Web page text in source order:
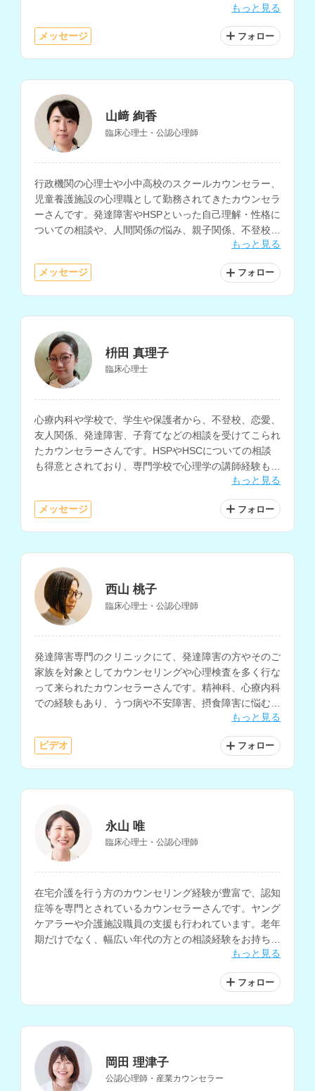
もっと見る
メッセージ フォロー
山﨑 絢香
臨床心理士・公認心理師
行政機関の心理士や小中高校のスクールカウンセラー、
児童養護施設の心理職として勤務されてきたカウンセラ
ーさんです。発達障害やHSPといった自己理解・性格に
ついての相談や、人間関係の悩み、親子関係、不登校、
子育て、発達相談などに多く対応されています。もっと見る
メッセージ フォロー
枡田 真理子
臨床心理士
心療内科や学校で、学生や保護者から、不登校、恋愛、
友人関係、発達障害、子育てなどの相談を受けてこられ
たカウンセラーさんです。HSPやHSCについての相談
も得意とされており、専門学校で心理学の講師経験もお
もっと見る
メッセージ フォロー
西山 桃子
臨床心理士・公認心理師
発達障害専門のクリニックにて、発達障害の方やそのご
家族を対象としてカウンセリングや心理検査を多く行な
って来られたカウンセラーさんです。精神科、心療内科
での経験もあり、うつ病や不安障害、摂食障害に悩む方
もっと見る
ビデオ フォロー
永山 唯
臨床心理士・公認心理師
在宅介護を行う方のカウンセリング経験が豊富で、認知
症等を専門とされているカウンセラーさんです。ヤング
ケアラーや介護施設職員の支援も行われています。老年
期だけでなく、幅広い年代の方との相談経験をお持ち
もっと見る
フォロー
岡田 理津子
公認心理師・産業カウンセラー